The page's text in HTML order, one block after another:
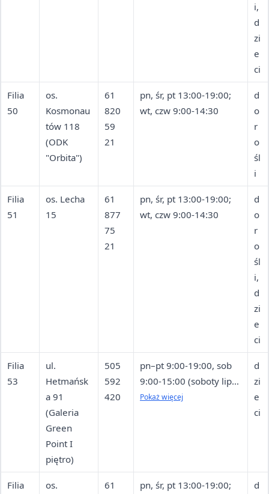
i,
d
zi
e
ci
Filia
50
os.
Kosmonau
tów 118
(ODK
"Orbita")
61
820
59
21
pn, śr, pt 13:00-19:00;
wt, czw 9:00-14:30
d
o
r
o
śl
i
Filia
51
os. Lecha
15
61
877
75
21
pn, śr, pt 13:00-19:00;
wt, czw 9:00-14:30
d
o
r
o
śl
i,
d
zi
e
ci
Filia
53
ul.
Hetmańsk
a 91
(Galeria
Green
Point I
piętro)
505
592
420
pn–pt 9:00-19:00, sob
9:00-15:00 (soboty lipca
i sierpnia — nieczynne)
Pokaż więcej
d
zi
e
ci
Filia
os.
61
pn, śr, pt 13:00-19:00;
d